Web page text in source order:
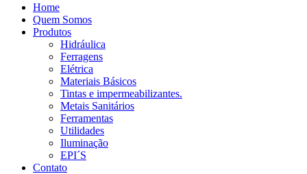
Home
Quem Somos
Produtos
Hidráulica
Ferragens
Elétrica
Materiais Básicos
Tintas e impermeabilizantes.
Metais Sanitários
Ferramentas
Utilidades
Iluminação
EPI´S
Contato